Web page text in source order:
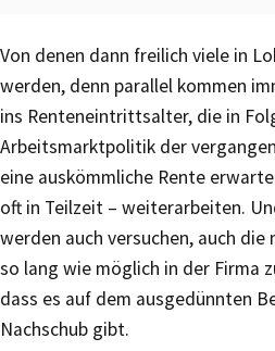
Von denen dann freilich viele in
werden, denn parallel kommen
ins Renteneintrittsalter, die in
Arbeitsmarktpolitik der
eine auskömmliche Rente
oft in Teilzeit – weiterarbeiten.
werden auch versuchen, auch
so lang wie möglich in der Firma
dass es auf dem ausgedünnten
Nachschub gibt.